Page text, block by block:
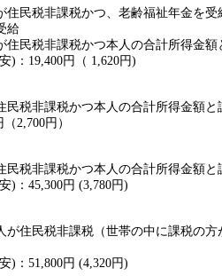
民税非課税かつ、老齢福祉年金を受
非課税かつ本人の合計所得金額と
)：19,400円（ 1,620円)
民税非課税かつ本人の合計所得金額
2,700円）
民税非課税かつ本人の合計所得金額
)：45,300円 (3,780円)
が住民税非課税（世帯の中に課税の
)：51,800円 (4,320円)